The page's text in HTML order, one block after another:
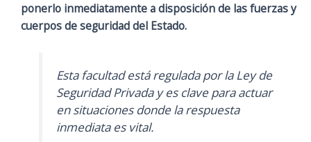
ponerlo inmediatamente a disposición de las fuerzas y
cuerpos de seguridad del Estado.
Esta facultad está regulada por la Ley de
Seguridad Privada y es clave para actuar
en situaciones donde la respuesta
inmediata es vital.